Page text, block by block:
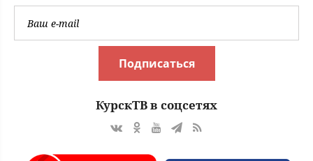
Подписаться
КурскТВ в соцсетях